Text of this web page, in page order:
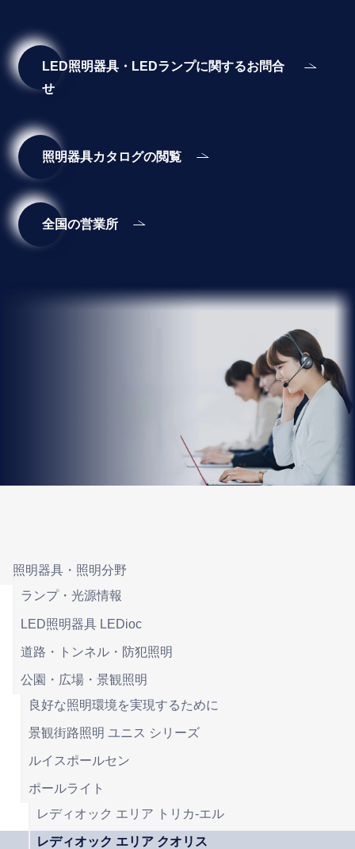
LED照明器具・LEDランプに関するお問合
せ
照明器具カタログの閲覧
全国の営業所
照明器具・照明分野
ランプ・光源情報
LED照明器具 LEDioc
道路・トンネル・防犯照明
公園・広場・景観照明
良好な照明環境を実現するために
景観街路照明 ユニス シリーズ
ルイスポールセン
ポールライト
レディオック エリア トリカ-エル
レディオック エリア クオリス